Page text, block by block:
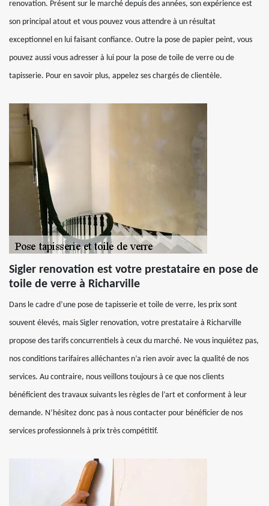
renovation. Présent sur le marché depuis des années, son expérience est
son principal atout et vous pouvez vous attendre à un résultat
exceptionnel en lui faisant confiance. Outre la pose de papier peint, vous
pouvez aussi vous adresser à lui pour la pose de toile de verre ou de
tapisserie. Pour en savoir plus, appelez ses chargés de clientèle.
Sigler renovation est votre prestataire en pose de
toile de verre à Richarville
Dans le cadre d’une pose de tapisserie et toile de verre, les prix sont
souvent élevés, mais Sigler renovation, votre prestataire à Richarville
propose des tarifs concurrentiels à ceux du marché. Ne vous inquiétez pas,
nos conditions tarifaires alléchantes n’a rien avoir avec la qualité de nos
services. Au contraire, nous veillons toujours à ce que nos clients
bénéficient des travaux suivants les règles de l’art et conforment à leur
demande. N’hésitez donc pas à nous contacter pour bénéficier de nos
services professionnels à prix très compétitif.